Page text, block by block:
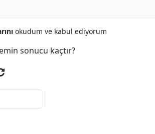
okudum ve kabul ediyorum
sonucu kaçtır?